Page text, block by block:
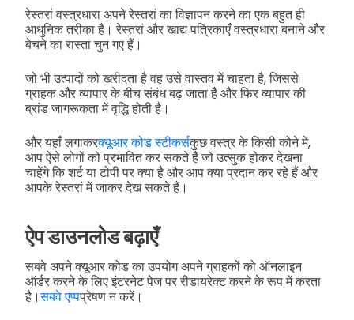
रेस्तरां वस्त्रधारा अपने रेस्तरां का विज्ञापन करने का एक बहुत ही
आधुनिक तरीका है। रेस्तरां और खाद्य पत्रिकाएँ वस्त्रधारा बनाने और
बेचने का रास्ता चुन गए हैं।
जो भी उत्पादों को खरीदता है वह उसे वास्तव में चाहता है, जिससे
ग्राहक और व्यापार के बीच संबंध बढ़ जाता है और फिर व्यापार की
ब्रांड जागरूकता में वृद्धि होती है।
और यहाँ लगाकरक्यूआर कोड स्टीकर्सकुछ वस्त्र के किसी कोने में,
आप ऐसे लोगों को प्रभावित कर सकते हैं जो उत्सुक होकर देखना
चाहेंगे कि शर्ट या टोपी पर क्या है और आप क्या प्रदान कर रहे हैं और
आपके रेस्तरां में जाकर देख सकते हैं।
ऐप डाउनलोड बढ़ाएँ
सबवे अपने क्यूआर कोड का उपयोग अपने ग्राहकों को ऑनलाइन
ऑर्डर करने के लिए इंटरनेट पेज पर रीडायरेक्ट करने के रूप में करता
है।सबवे एप्पप्रेषण न करें।